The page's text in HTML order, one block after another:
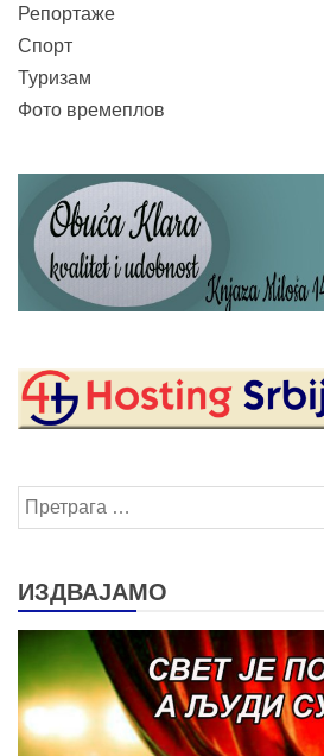
Репортаже
Спорт
Туризам
Фото времеплов
Претрага
за:
ИЗДВАЈАМО